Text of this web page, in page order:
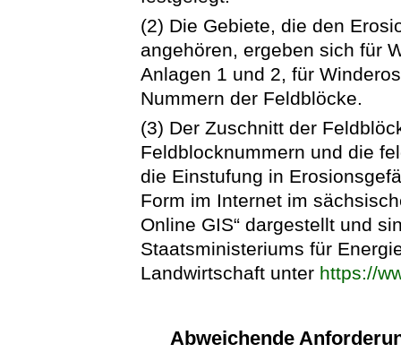
(2) Die Gebiete, die den
angehören, ergeben sich für
Anlagen 1 und 2, für
Nummern der Feldblöcke.
(3) Der Zuschnitt der
Feldblocknummern und die
die Einstufung in
Form im Internet im
Online GIS“ dargestellt und
Staatsministeriums für
Landwirtschaft unter https://
Abweichende